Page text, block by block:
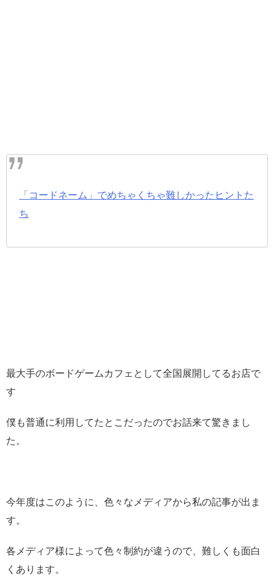
「コードネーム」でめちゃくちゃ難しかったヒントた
ち
最大手のボードゲームカフェとして全国展開してるお店で
す
僕も普通に利用してたとこだったのでお話来て驚きまし
た。
今年度はこのように、色々なメディアから私の記事が出ま
す。
各メディア様によって色々制約が違うので、難しくも面白
くあります。